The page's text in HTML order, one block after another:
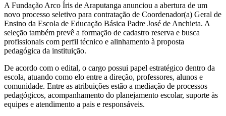
A Fundação Arco Íris de Araputanga anunciou a abertura de um
novo processo seletivo para contratação de Coordenador(a) Geral de
Ensino da Escola de Educação Básica Padre José de Anchieta. A
seleção também prevê a formação de cadastro reserva e busca
profissionais com perfil técnico e alinhamento à proposta
pedagógica da instituição.
De acordo com o edital, o cargo possui papel estratégico dentro da
escola, atuando como elo entre a direção, professores, alunos e
comunidade. Entre as atribuições estão a mediação de processos
pedagógicos, acompanhamento do planejamento escolar, suporte às
equipes e atendimento a pais e responsáveis.